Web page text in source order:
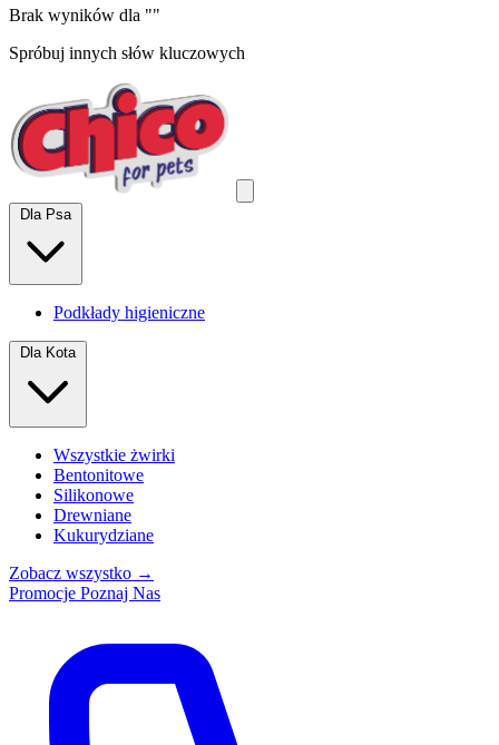
Brak wyników dla ""
Spróbuj innych słów kluczowych
Dla Psa
Podkłady higieniczne
Dla Kota
Wszystkie żwirki
Bentonitowe
Silikonowe
Drewniane
Kukurydziane
Zobacz wszystko →
Promocje Poznaj Nas